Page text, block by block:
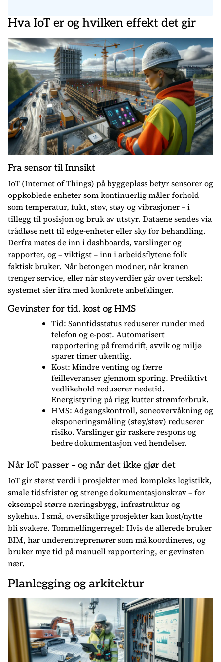
Hva IoT er og hvilken effekt det gir
Fra sensor til Innsikt
IoT (Internet of Things) på byggeplass betyr sensorer og
oppkoblede enheter som kontinuerlig måler forhold
som temperatur, fukt, støv, støy og vibrasjoner – i
tillegg til posisjon og bruk av utstyr. Dataene sendes via
trådløse nett til edge-enheter eller sky for behandling.
Derfra mates de inn i dashboards, varslinger og
rapporter, og – viktigst – inn i arbeidsflytene folk
faktisk bruker. Når betongen modner, når kranen
trenger service, eller når støyverdier går over terskel:
systemet sier ifra med konkrete anbefalinger.
Gevinster for tid, kost og HMS
Tid: Sanntidsstatus reduserer runder med
telefon og e-post. Automatisert
rapportering på fremdrift, avvik og miljø
sparer timer ukentlig.
Kost: Mindre venting og færre
feilleveranser gjennom sporing. Prediktivt
vedlikehold reduserer nedetid.
Energistyring på rigg kutter strømforbruk.
HMS: Adgangskontroll, soneovervåkning og
eksponeringsmåling (støy/støv) reduserer
risiko. Varslinger gir raskere respons og
bedre dokumentasjon ved hendelser.
Når IoT passer – og når det ikke gjør det
IoT gir størst verdi iprosjektermed kompleks logistikk,
smale tidsfrister og strenge dokumentasjonskrav – for
eksempel større næringsbygg, infrastruktur og
sykehus. I små, oversiktlige prosjekter kan kost/nytte
bli svakere. Tommelfingerregel: Hvis de allerede bruker
BIM, har underentreprenører som må koordineres, og
bruker mye tid på manuell rapportering, er gevinsten
nær.
Planlegging og arkitektur